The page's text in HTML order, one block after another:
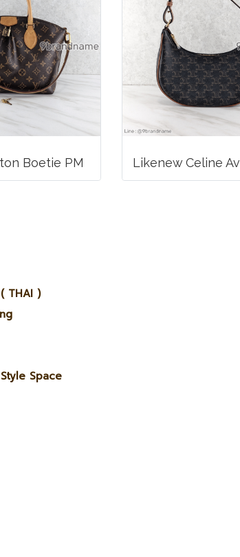
Boetie PM
THAI )
Space